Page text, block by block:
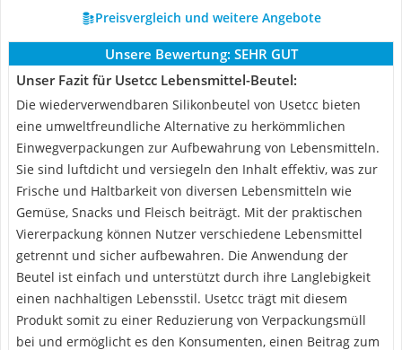
Preisvergleich und weitere Angebote
Unsere Bewertung: SEHR GUT
Unser Fazit für Usetcc Lebensmittel-Beutel:
Die wiederverwendbaren Silikonbeutel von Usetcc bieten
eine umweltfreundliche Alternative zu herkömmlichen
Einwegverpackungen zur Aufbewahrung von Lebensmitteln.
Sie sind luftdicht und versiegeln den Inhalt effektiv, was zur
Frische und Haltbarkeit von diversen Lebensmitteln wie
Gemüse, Snacks und Fleisch beiträgt. Mit der praktischen
Viererpackung können Nutzer verschiedene Lebensmittel
getrennt und sicher aufbewahren. Die Anwendung der
Beutel ist einfach und unterstützt durch ihre Langlebigkeit
einen nachhaltigen Lebensstil. Usetcc trägt mit diesem
Produkt somit zu einer Reduzierung von Verpackungsmüll
bei und ermöglicht es den Konsumenten, einen Beitrag zum